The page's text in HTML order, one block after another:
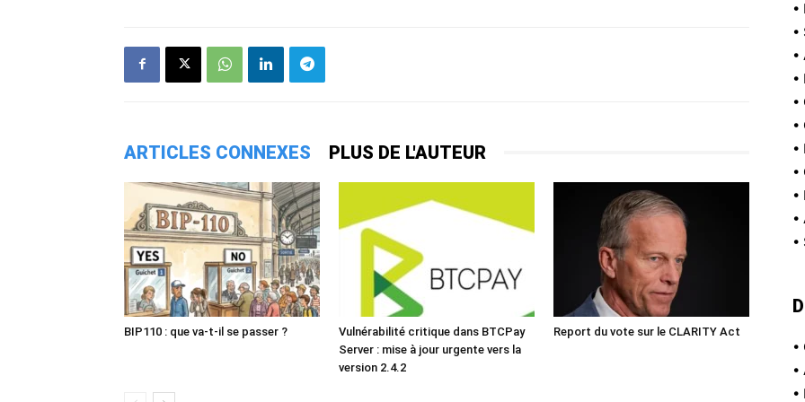
ARTICLES CONNEXES PLUS DE L'AUTEUR
BIP110 : que va-t-il se passer ?
Vulnérabilité critique dans BTCPay
Server : mise à jour urgente vers la
version 2.4.2
Report du vote sur le CLARITY Act
•
•
•
•
•
•
•
•
•
•
•
•
•
•